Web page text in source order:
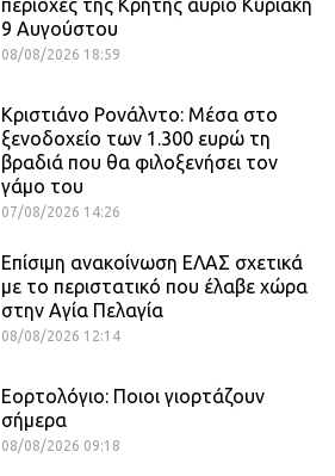
περιοχές της Κρήτης αύριο Κυριακή
9 Αυγούστου
08/08/2026 18:59
Κριστιάνο Ρονάλντο: Μέσα στο
ξενοδοχείο των 1.300 ευρώ τη
βραδιά που θα φιλοξενήσει τον
γάμο του
07/08/2026 14:26
Επίσιμη ανακοίνωση ΕΛΑΣ σχετικά
με το περιστατικό που έλαβε χώρα
στην Αγία Πελαγία
08/08/2026 12:14
Εορτολόγιο: Ποιοι γιορτάζουν
σήμερα
08/08/2026 09:18